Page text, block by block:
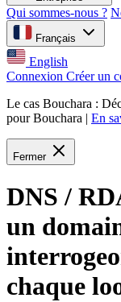
Qui sommes-nous ?
Français
English
Connexion Créer un
Le cas Bouchara :
pour Bouchara | En
Fermer
DNS /
un
chaque